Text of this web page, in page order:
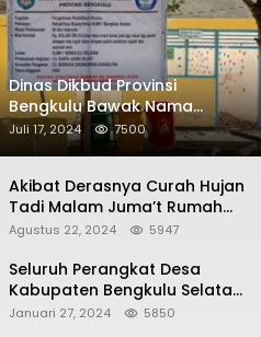
Dinas Dikbud Provinsi
Bengkulu Bawak Nama
Lembaga Kejaksaan Di Obral
Di Papan Nama Proyek, Ada
Juli 17, 2024 7500
Akibat Derasnya Curah Hujan
Tadi Malam Juma’t Rumah
Warga Tenggelam Mencapai
Agustus 22, 2024 5947
Seluruh Perangkat Desa
Kabupaten Bengkulu Selatan
Telah Terima NIPD
Januari 27, 2024 5850